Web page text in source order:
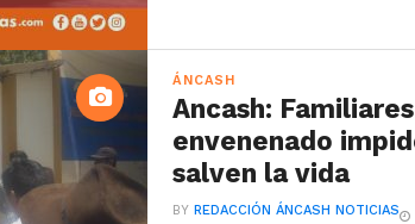
ÁNCASH
Ancash:
envenenado
salven la vida
BYREDACCIÓN ÁNCASH NOTICIAS